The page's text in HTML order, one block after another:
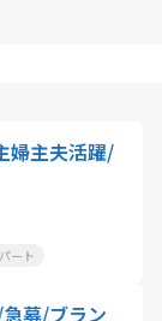
婦主夫活躍/
ート
募/ブラン